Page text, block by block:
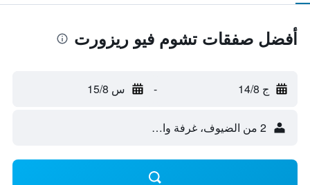
أفضل صفقات تشوم فيو ريزورت
ج 14/8 - س 15/8
2 من الضيوف، غرفة واحدة